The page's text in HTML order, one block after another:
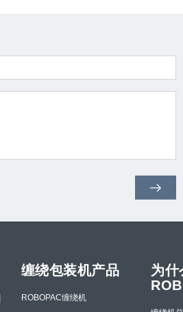
缠绕包装机产品
ROBOPAC缠绕机
为什